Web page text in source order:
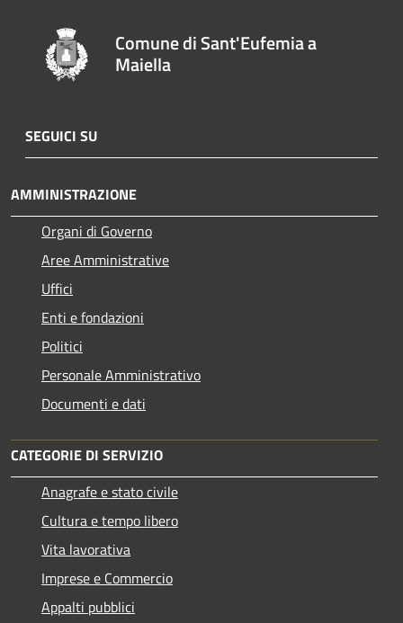
Comune di Sant'Eufemia a
Maiella
SEGUICI SU
AMMINISTRAZIONE
Organi di Governo
Aree Amministrative
Uffici
Enti e fondazioni
Politici
Personale Amministrativo
Documenti e dati
CATEGORIE DI SERVIZIO
Anagrafe e stato civile
Cultura e tempo libero
Vita lavorativa
Imprese e Commercio
Appalti pubblici